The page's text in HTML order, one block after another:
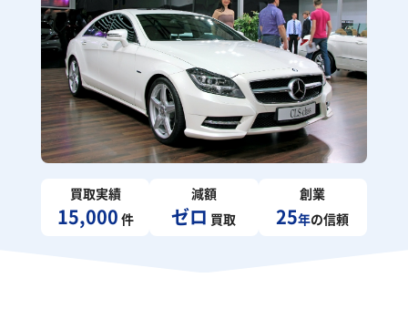
買取実績
15,000 件
減額
ゼロ 買取
創業
25年の信頼